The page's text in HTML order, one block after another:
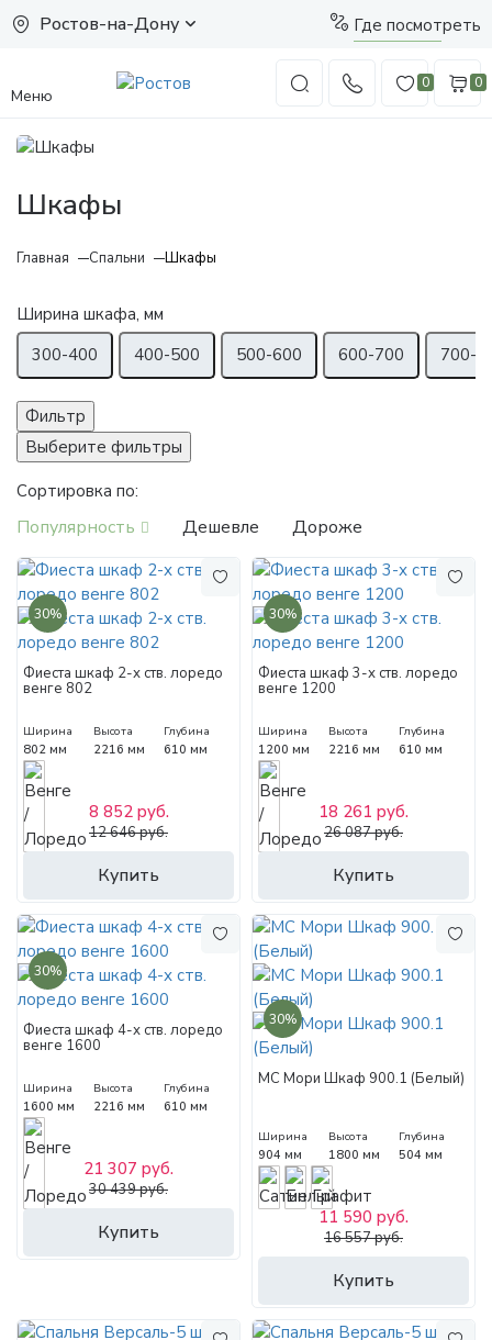
Ростов-на-Дону Где посмотреть
Меню
0 0
Шкафы
Главная Спальни Шкафы
Ширина шкафа, мм
300-400
400-500 500-600 600-700 700-
Фильтр
Выберите фильтры
Сортировка по:
Популярность Дешевле Дороже
30%
Фиеста шкаф 2-х ств. лоредо
венге 802
Ширина
802 мм
Высота
2216 мм
Глубина
610 мм
Купить
8 852 руб.
12 646 руб.
30%
Фиеста шкаф 3-х ств. лоредо
венге 1200
Ширина
1200 мм
Высота
2216 мм
Глубина
610 мм
Купить
18 261 руб.
26 087 руб.
30%
Фиеста шкаф 4-х ств. лоредо
венге 1600
Ширина
1600 мм
Высота
2216 мм
Глубина
610 мм
Купить
21 307 руб.
30 439 руб.
30%
МС Мори Шкаф 900.1 (Белый)
Ширина
904 мм
Высота
1800 мм
Глубина
504 мм
Купить
11 590 руб.
16 557 руб.